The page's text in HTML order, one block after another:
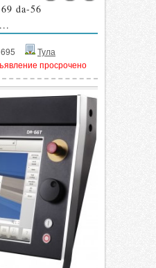
da-56
695
Тула
просрочено